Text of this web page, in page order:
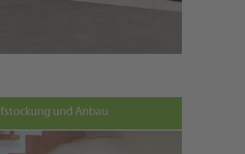
und Anbau